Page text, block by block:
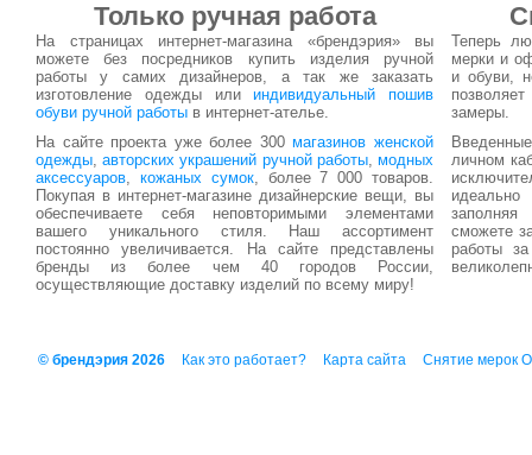
Только ручная работа
На страницах интернет-магазина «брендэрия» вы
можете без посредников купить изделия ручной
работы у самих дизайнеров, а так же заказать
изготовление одежды илииндивидуальный пошив
обуви ручной работы в интернет-ателье.
На сайте проекта уже более 300магазинов женской
одежды,авторских украшений ручной работы,модных
аксессуаров, кожаных сумок, более 7 000 товаров.
Покупая в интернет-магазине дизайнерские вещи, вы
обеспечиваете себя неповторимыми элементами
вашего уникального стиля. Наш ассортимент
постоянно увеличивается. На сайте представлены
бренды из более чем 40 городов России,
осуществляющие доставку изделий по всему миру!
Теперь
мерки и
и обуви,
замеры.
личном
сможете
работы
© брендэрия 2026 Как это работает? Карта сайта Снятие мерок